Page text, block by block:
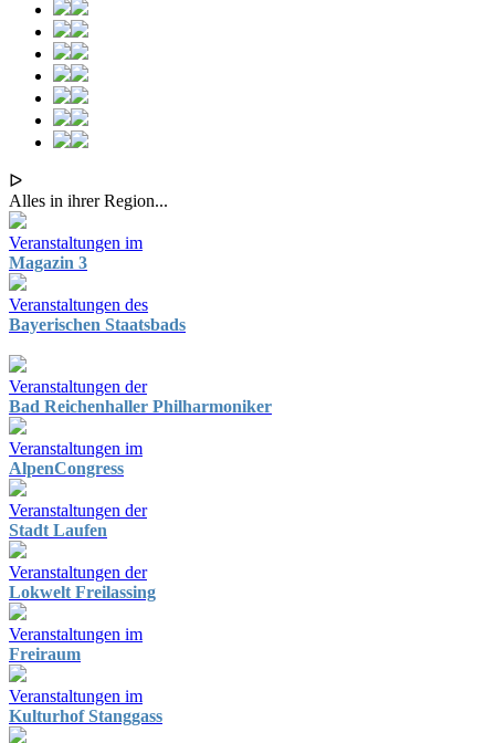
ᐅ
Alles in ihrer Region...
Veranstaltungen im
Magazin 3
Veranstaltungen des
Bayerischen Staatsbads
Veranstaltungen der
Bad Reichenhaller Philharmoniker
Veranstaltungen im
AlpenCongress
Veranstaltungen der
Stadt Laufen
Veranstaltungen der
Lokwelt Freilassing
Veranstaltungen im
Freiraum
Veranstaltungen im
Kulturhof Stanggass